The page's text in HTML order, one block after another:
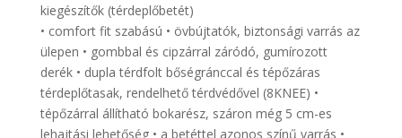
kiegészítők (térdeplőbetét)
• comfort fit szabású • övbújtatók, biztonsági varrás az
ülepen • gombbal és cipzárral záródó, gumírozott
derék • dupla térdfolt bőségránccal és tépőzáras
térdeplőtasak, rendelhető térdvédővel (8KNEE) •
tépőzárral állítható bokarész, száron még 5 cm-es
lehajtási lehetőség • a betéttel azonos színű varrás •